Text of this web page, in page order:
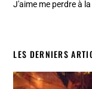
J'aime me perdre à
LES DERNIERS